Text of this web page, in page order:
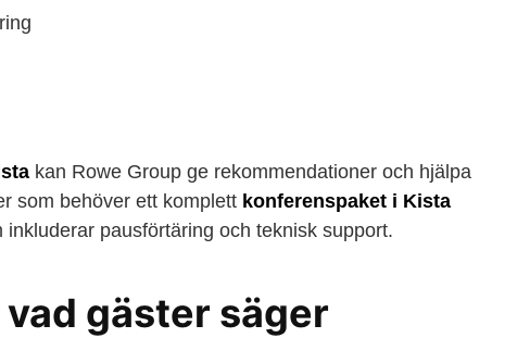
kan Rowe Group ge rekommendationer och hjälpa
som behöver ett komplett konferenspaket i Kista
pausförtäring och teknisk support.
gäster säger